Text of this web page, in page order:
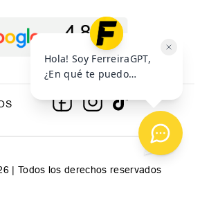
| Todos los derechos reservados